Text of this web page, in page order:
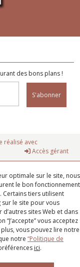
des bons plans !
S'abonner
réalisé avec
Accès gérant
optimale sur le site, nous
le bon fonctionnement
Certains tiers utilisent
le site pour vous
sites Web et dans
vous acceptez
vous pouvez lire notre
notre “Politique de
ici.